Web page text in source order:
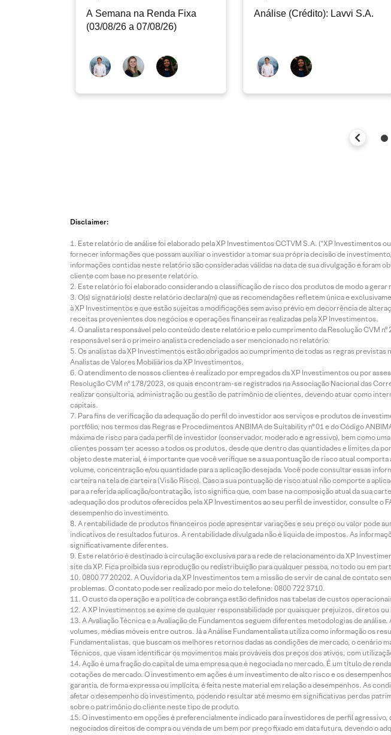
A Semana na Renda Fixa
(03/08/26 a 07/08/26)
Análise (Crédito): Lavvi S.A.
Disclaimer:
Este relatório de análise foi elaborado pela XP Investimentos CCTVM S.A. (“XP Investimentos
fornecer informações que possam auxiliar o investidor a tomar sua própria decisão de
informações contidas neste relatório são consideradas válidas na data de sua divulgação e foram
cliente com base no presente relatório.
Este relatório foi elaborado considerando a classificação de risco dos produtos de modo a
O(s) signatário(s) deste relatório declara(m) que as recomendações refletem única e
à XP Investimentos e que estão sujeitas a modificações sem aviso prévio em decorrência de
receitas provenientes dos negócios e operações financeiras realizadas pela XP Investimentos.
O analista responsável pelo conteúdo deste relatório e pelo cumprimento da Resolução CVM
responsável será o primeiro analista credenciado a ser mencionado no relatório.
Os analistas da XP Investimentos estão obrigados ao cumprimento de todas as regras
Analistas de Valores Mobiliários da XP Investimentos.
O atendimento de nossos clientes é realizado por empregados da XP Investimentos ou por
Resolução CVM nº 178/2023, os quais encontram-se registrados na Associação Nacional das
realizar consultoria, administração ou gestão de patrimônio de clientes, devendo atuar como
capitais.
Para fins de verificação da adequação do perfil do investidor aos serviços e produtos de
portfólio, nos termos das Regras e Procedimentos ANBIMA de Suitability nº 01 e do Código
máxima de risco para cada perfil de investidor (conservador, moderado e agressivo), bem como
clientes possam ter acesso a todos os produtos, desde que dentro das quantidades e limites da
objeto deste material, é importante que você verifique se a sua pontuação de risco atual
volume, concentração e/ou quantidade para a aplicação desejada. Você pode consultar essas
carteira na tela de carteira (Visão Risco). Caso a sua pontuação de risco atual não comporte a
para a referida aplicação/contratação, isto significa que, com base na composição atual da sua
adequação dos produtos oferecidos pela XP Investimentos ao seu perfil de investidor, consulte o
desempenho do investimento.
A rentabilidade de produtos financeiros pode apresentar variações e seu preço ou valor pode
indicativos de resultados futuros. A rentabilidade divulgada não é líquida de impostos. As
significativamente diferentes.
Este relatório é destinado à circulação exclusiva para a rede de relacionamento da XP
site da XP. Fica proibida sua reprodução ou redistribuição para qualquer pessoa, no todo ou em
0800 77 20202. A Ouvidoria da XP Investimentos tem a missão de servir de canal de contato
problemas. O contato pode ser realizado por meio do telefone: 0800 722 3710.
O custo da operação e a política de cobrança estão definidos nas tabelas de custos
A XP Investimentos se exime de qualquer responsabilidade por quaisquer prejuízos, diretos
A Avaliação Técnica e a Avaliação de Fundamentos seguem diferentes metodologias de
volumes, médias móveis entre outros. Já a Análise Fundamentalista utiliza como informação os
Fundamentalistas, que buscam os melhores retornos dadas as condições de mercado, o cenário
Técnicos, que visam identificar os movimentos mais prováveis dos preços dos ativos, com
Ação é uma fração do capital de uma empresa que é negociada no mercado. É um título de
cotações de mercado. O investimento em ações é um investimento de alto risco e os
garantia, de forma expressa ou implícita, é feita neste material em relação a desempenhos. As
afetar o desempenho do investimento, podendo resultar até mesmo em significativas perdas
sobre o patrimônio do cliente neste tipo de produto.
O investimento em opções é preferencialmente indicado para investidores de perfil
negociados direitos de compra ou venda de um bem por preço fixado em data futura, devendo o